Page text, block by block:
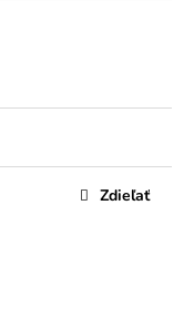
Zdieľať